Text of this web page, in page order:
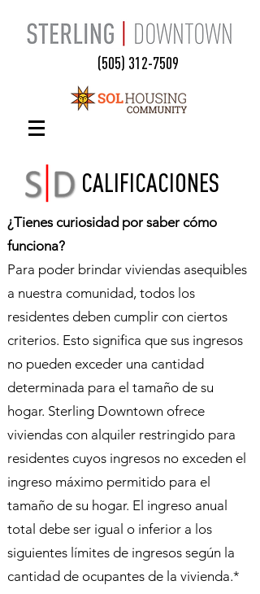
(505) 312-7509
CALIFICACIONES
¿Tienes curiosidad por saber cómo
funciona?
Para poder brindar viviendas asequibles
a nuestra comunidad, todos los
residentes deben cumplir con ciertos
criterios. Esto significa que sus ingresos
no pueden exceder una cantidad
determinada para el tamaño de su
hogar. Sterling Downtown ofrece
viviendas con alquiler restringido para
residentes cuyos ingresos no exceden el
ingreso máximo permitido para el
tamaño de su hogar. El ingreso anual
total debe ser igual o inferior a los
siguientes límites de ingresos según la
cantidad de ocupantes de la vivienda.*